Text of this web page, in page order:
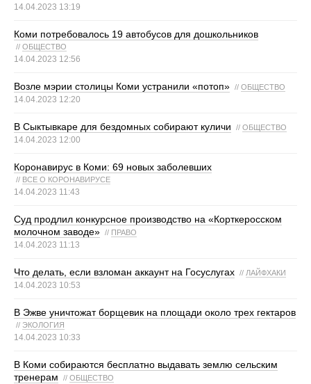
14.04.2023 13:19
Коми потребовалось 19 автобусов для дошкольников
// ОБЩЕСТВО
14.04.2023 12:56
Возле мэрии столицы Коми устранили «потоп» // ОБЩЕСТВО
14.04.2023 12:20
В Сыктывкаре для бездомных собирают куличи // ОБЩЕСТВО
14.04.2023 12:00
Коронавирус в Коми: 69 новых заболевших
// ВСЕ О КОРОНАВИРУСЕ
14.04.2023 11:43
Суд продлил конкурсное производство на «Корткеросском
молочном заводе» // ПРАВО
14.04.2023 11:13
Что делать, если взломан аккаунт на Госуслугах // ЛАЙФХАКИ
14.04.2023 10:53
В Эжве уничтожат борщевик на площади около трех гектаров
// ЭКОЛОГИЯ
14.04.2023 10:33
В Коми собираются бесплатно выдавать землю сельским
тренерам
// ОБЩЕСТВО